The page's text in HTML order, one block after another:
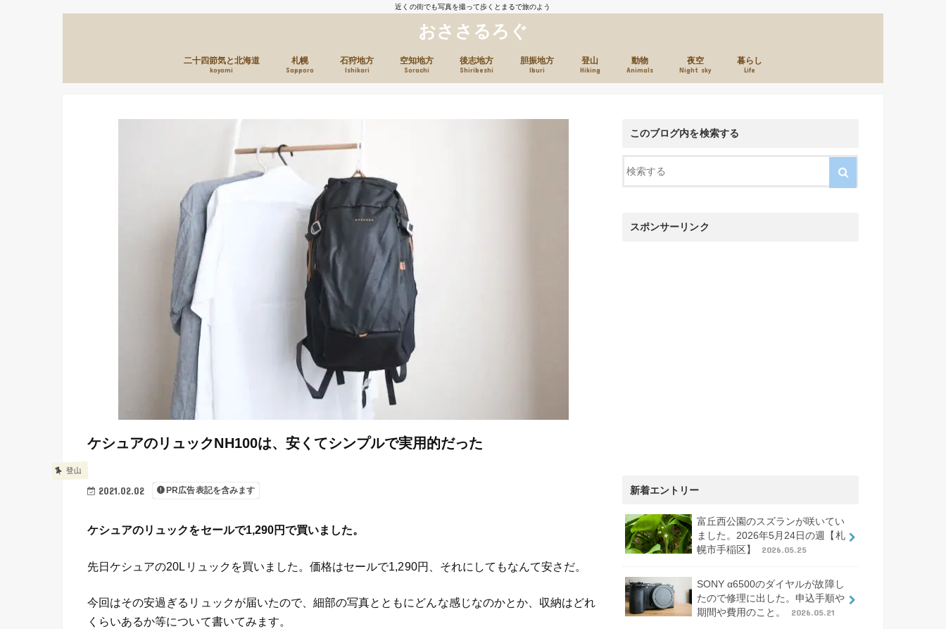
近くの街でも写真を撮って歩くとまるで旅のよう
おささるろぐ
二十四節気と北海道
koyomi
札幌
Sapporo
石狩地方
Ishikari
空知地方
Sorachi
後志地方
Shiribeshi
胆振地方
Iburi
登山
Hiking
動物
Animals
夜空
Night sky
暮らし
Life
登山
2021.02.02 PR広告表記を含みます
ケシュアのリュックNH100は、安くてシンプルで実用的だった
ケシュアのリュックをセールで1,290円で買いました。
先日ケシュアの20Lリュックを買いました。価格はセールで1,290円、それにしてもなんて安さだ。
今回はその安過ぎるリュックが届いたので、細部の写真とともにどんな感じなのかとか、収納はどれ
くらいあるか等について書いてみます。
このブログ内を検索する
スポンサーリンク
新着エントリー
富丘西公園のスズランが咲いてい
ました。2026年5月24日の週【札
幌市手稲区】
2026.05.25
SONY α6500のダイヤルが故障し
たので修理に出した。申込手順や
期間や費用のこと。
2026.05.21